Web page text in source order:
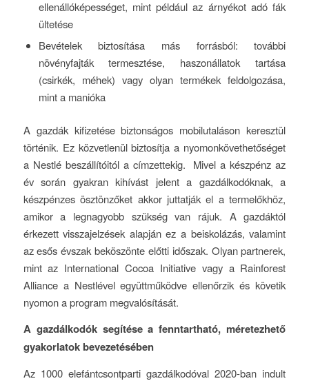
ellenállóképességet, mint például az árnyékot adó fák
ültetése
Bevételek biztosítása más forrásból: további
növényfajták termesztése, haszonállatok tartása
(csirkék, méhek) vagy olyan termékek feldolgozása,
mint a manióka
A gazdák kifizetése biztonságos mobilutaláson keresztül
történik. Ez közvetlenül biztosítja a nyomonkövethetőséget
a Nestlé beszállítóitól a címzettekig. Mivel a készpénz az
év során gyakran kihívást jelent a gazdálkodóknak, a
készpénzes ösztönzőket akkor juttatják el a termelőkhöz,
amikor a legnagyobb szükség van rájuk. A gazdáktól
érkezett visszajelzések alapján ez a beiskolázás, valamint
az esős évszak beköszönte előtti időszak. Olyan partnerek,
mint az International Cocoa Initiative vagy a Rainforest
Alliance a Nestlével együttműködve ellenőrzik és követik
nyomon a program megvalósítását.
A gazdálkodók segítése a fenntartható, méretezhető
gyakorlatok bevezetésében
Az 1000 elefántcsontparti gazdálkodóval 2020-ban indult